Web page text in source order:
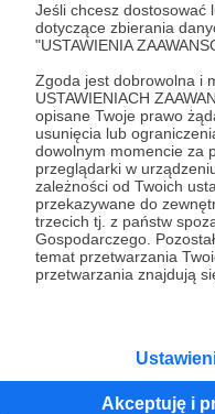
Jeśli chcesz dostosować
dotyczące zbierania
"USTAWIENIA
Zgoda jest dobrowolna i
USTAWIENIACH
opisane Twoje prawo
usunięcia lub
dowolnym momencie za
przeglądarki w
zależności od Twoich
przekazywane do
trzecich tj. z państw
Gospodarczego.
temat przetwarzania
przetwarzania znajdują
Akceptuję i
Dołącz
Wesprzyj
Promowani